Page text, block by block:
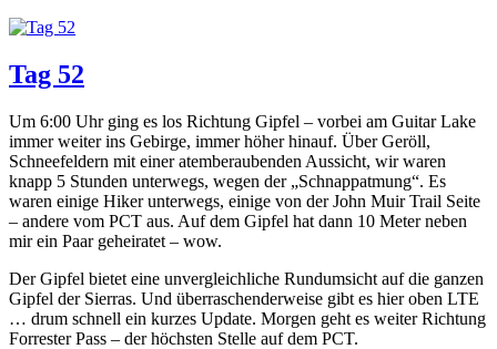
Tag 52
Um 6:00 Uhr ging es los Richtung Gipfel – vorbei am Guitar Lake
immer weiter ins Gebirge, immer höher hinauf. Über Geröll,
Schneefeldern mit einer atemberaubenden Aussicht, wir waren
knapp 5 Stunden unterwegs, wegen der „Schnappatmung“. Es
waren einige Hiker unterwegs, einige von der John Muir Trail Seite
– andere vom PCT aus. Auf dem Gipfel hat dann 10 Meter neben
mir ein Paar geheiratet – wow.
Der Gipfel bietet eine unvergleichliche Rundumsicht auf die ganzen
Gipfel der Sierras. Und überraschenderweise gibt es hier oben LTE
… drum schnell ein kurzes Update. Morgen geht es weiter Richtung
Forrester Pass – der höchsten Stelle auf dem PCT.